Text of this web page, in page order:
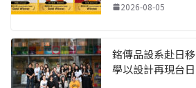
2026-08-05
銘傳品設系赴日
學以設計再現台